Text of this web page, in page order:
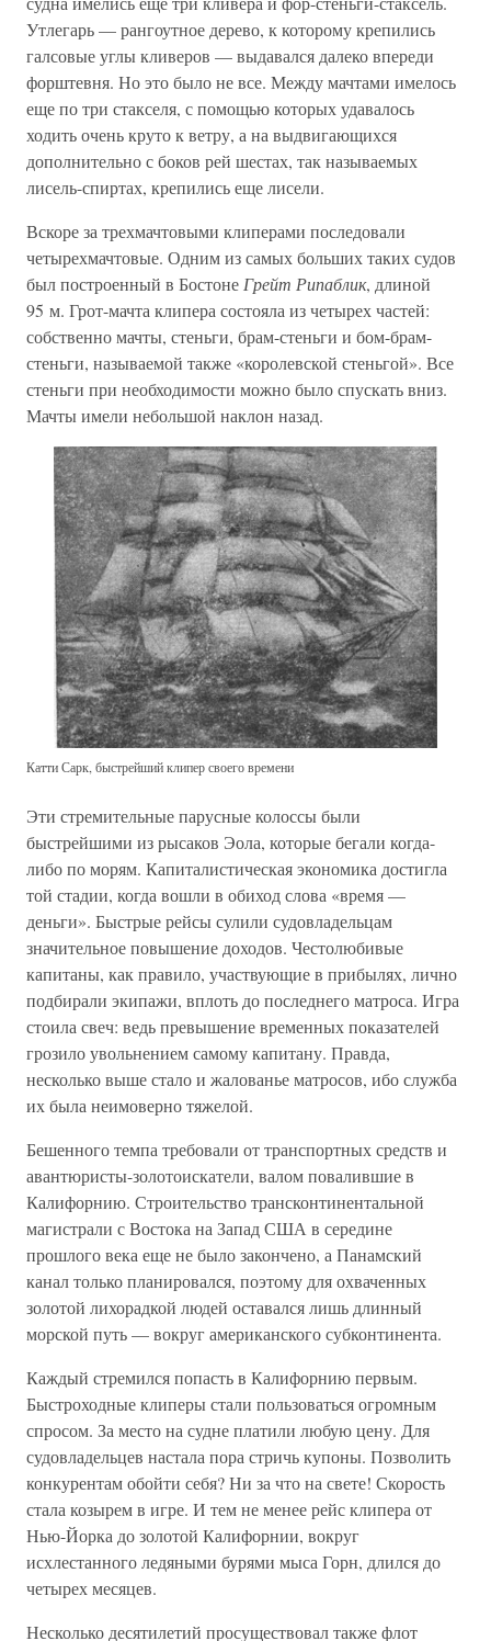
Утлегарь — рангоутное дерево, к которому крепились
галсовые углы кливеров — выдавался далеко впереди
форштевня. Но это было не все. Между мачтами имелось
еще по три стакселя, с помощью которых удавалось
ходить очень круто к ветру, а на выдвигающихся
дополнительно с боков рей шестах, так называемых
лисель-спиртах, крепились еще лисели.
Вскоре за трехмачтовыми клиперами последовали
четырехмачтовые. Одним из самых больших таких судов
был построенный в Бостоне Грейт Рипаблик, длиной
95 м. Грот-мачта клипера состояла из четырех частей:
собственно мачты, стеньги, брам-стеньги и бом-брам-
стеньги, называемой также «королевской стеньгой». Все
стеньги при необходимости можно было спускать вниз.
Мачты имели небольшой наклон назад.
Катти Сарк, быстрейший клипер своего времени
Эти стремительные парусные колоссы были
быстрейшими из рысаков Эола, которые бегали когда-
либо по морям. Капиталистическая экономика достигла
той стадии, когда вошли в обиход слова «время —
деньги». Быстрые рейсы сулили судовладельцам
значительное повышение доходов. Честолюбивые
капитаны, как правило, участвующие в прибылях, лично
подбирали экипажи, вплоть до последнего матроса. Игра
стоила свеч: ведь превышение временных показателей
грозило увольнением самому капитану. Правда,
несколько выше стало и жалованье матросов, ибо служба
их была неимоверно тяжелой.
Бешенного темпа требовали от транспортных средств и
авантюристы-золотоискатели, валом повалившие в
Калифорнию. Строительство трансконтинентальной
магистрали с Востока на Запад США в середине
прошлого века еще не было закончено, а Панамский
канал только планировался, поэтому для охваченных
золотой лихорадкой людей оставался лишь длинный
морской путь — вокруг американского субконтинента.
Каждый стремился попасть в Калифорнию первым.
Быстроходные клиперы стали пользоваться огромным
спросом. За место на судне платили любую цену. Для
судовладельцев настала пора стричь купоны. Позволить
конкурентам обойти себя? Ни за что на свете! Скорость
стала козырем в игре. И тем не менее рейс клипера от
Нью-Йорка до золотой Калифорнии, вокруг
исхлестанного ледяными бурями мыса Горн, длился до
четырех месяцев.
Несколько десятилетий просуществовал также флот